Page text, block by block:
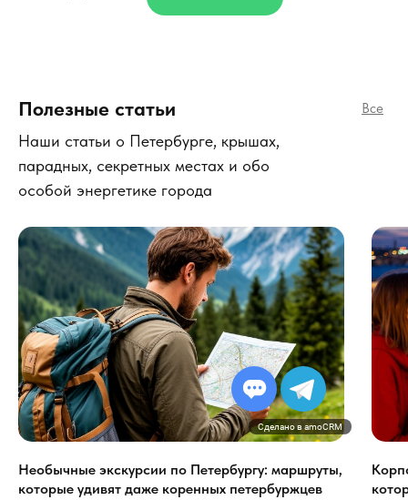
Полезные статьи
Наши статьи о Петербурге, крышах,
парадных, секретных местах и обо
особой энергетике города
Все
Необычные экскурсии по Петербургу: маршруты,
которые удивят даже коренных петербуржцев
Сделано в amoCRM